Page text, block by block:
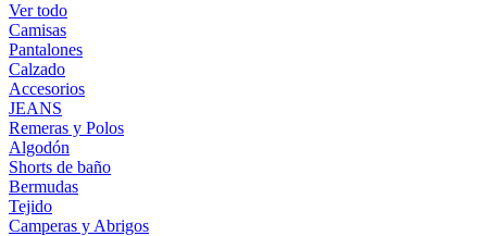
Ver todo
Camisas
Pantalones
Calzado
Accesorios
JEANS
Remeras y Polos
Algodón
Shorts de baño
Bermudas
Tejido
Camperas y Abrigos